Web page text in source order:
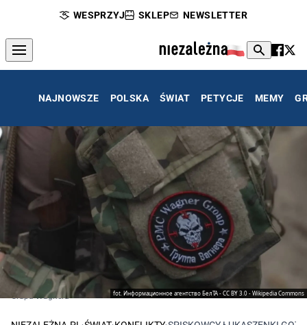
WESPRZYJ SKLEP NEWSLETTER
NAJNOWSZE POLSKA ŚWIAT PETYCJE MEMY
fot. Информационное агентство БелТА - CC BY 3.0 - Wikipedia Commons
Grupa Wagnera